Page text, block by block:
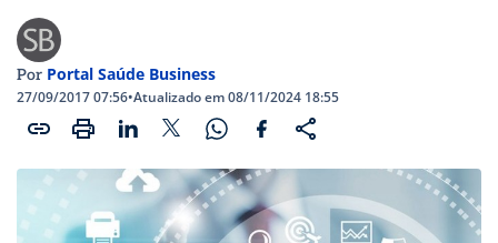
Por Portal Saúde Business
27/09/2017 07:56•Atualizado em 08/11/2024 18:55